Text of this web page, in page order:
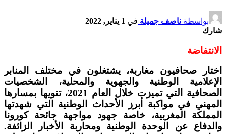
بواسطة ناصف جميلة في 1 يناير, 2022
شارك
الانتفاضة
اختار صحافيون مغاربة، يشتغلون في مختلف المنابر
الإعلامية الوطنية والجهوية والمحلية، ‏الشخصيات
الصحافية التي تميزت خلال العام 2021، تنويها بمسارها
المهني في مواكبة أبرز الأحداث الوطنية التي شهدتها
المملكة المغربية، خاصة جهود مواجهة جائحة كورونا
والدفاع عن الوحدة الوطنية ومحاربة الأخبار الزائفة.